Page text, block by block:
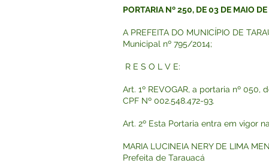
PORTARIA Nº 250, DE 03 DE MAIO
A PREFEITA DO MUNICÍPIO DE
Municipal nº 795/2014;
R E S O L V E:
Art. 1º REVOGAR, a portaria nº 050,
CPF Nº 002.548.472-93.
Art. 2º Esta Portaria entra em vigor
MARIA LUCINEIA NERY DE LIMA
Prefeita de Tarauacá